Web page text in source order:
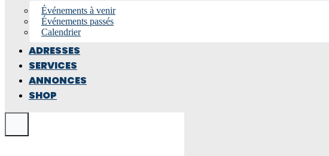
Événements à venir
Événements passés
Calendrier
ADRESSES
SERVICES
ANNONCES
SHOP